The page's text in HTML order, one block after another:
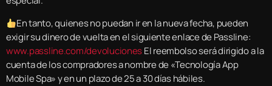
En tanto, quienes no puedan ir en la nueva fecha, pueden
exigir su dinero de vuelta en el siguiente enlace de Passline:
www.passline.com/devolucionesEl reembolso será dirigido a la
cuenta de los compradores a nombre de «Tecnología App
Mobile Spa» y en un plazo de 25 a 30 días hábiles.